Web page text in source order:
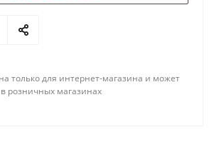
только для интернет-магазина и может
розничных магазинах